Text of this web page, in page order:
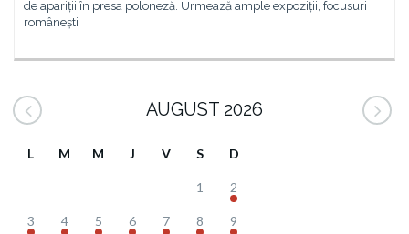
de apariții în presa poloneză. Urmează ample expoziții, focusuri
românești
AUGUST 2026
L M M J V S D
1 2
3 4 5 6 7 8 9